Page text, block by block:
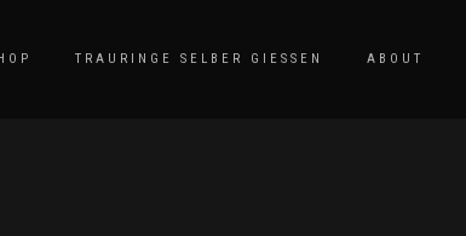
TRAURINGE SELBER GIESSEN ABOUT